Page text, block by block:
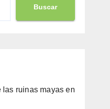
Buscar
ruinas mayas en